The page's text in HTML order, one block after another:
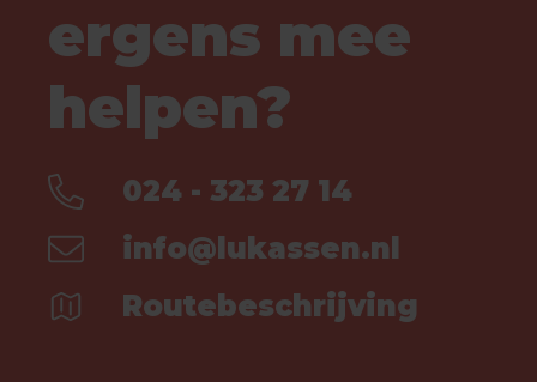
ergens mee
helpen?
024 - 323 27 14
info@lukassen.nl
Routebeschrijving